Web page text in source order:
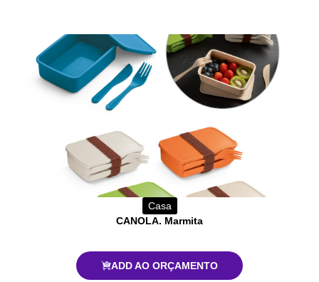
Casa
CANOLA. Marmita
ADD AO ORÇAMENTO